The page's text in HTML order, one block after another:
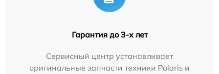
Гарантия до 3-х лет
Сервисный центр устанавливает
оригинальные запчасти техники Polaris и